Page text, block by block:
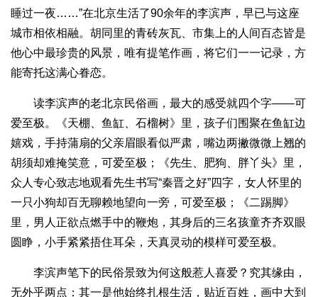
睡过一夜……”在北京生活了90余年的李滨声，早已与这座
城市相依相融。胡同里的青砖灰瓦、市集上的人间百态皆是
他心中最珍贵的风景，唯有提笔作画，将它们一一记录，方
能寄托这满心眷恋。
读李滨声的老北京民俗画，最大的感受就四个字——可
爱至极。《天棚、鱼缸、石榴树》里，孩子们围聚在鱼缸边
嬉戏，手持蒲扇的父亲眉眼看似严肃，嘴边两撇微微上翘的
胡须却难掩笑意，可爱至极；《先生、肥狗、胖丫头》里，
众人专心致志地观看先生书写“秦晋之好”四字，女人怀里的
一只小狗却百无聊赖地望向一旁，可爱至极；《二踢脚》
里，男人正欲点燃手中的鞭炮，其身后的三名孩童齐齐双眼
圆睁，小手紧紧捂住耳朵，天真灵动的模样可爱至极。
李滨声笔下的民俗景致为何这般惹人喜爱？究其缘由，
无外乎两点：其一是他始终扎根生活，贴近百姓，画中大到